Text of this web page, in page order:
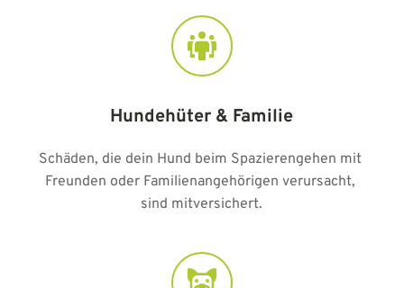
Hundehüter & Familie
Schäden, die dein Hund beim Spazierengehen mit
Freunden oder Familienangehörigen verursacht,
sind mitversichert.